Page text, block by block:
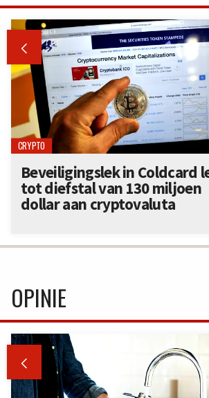

CRYPTO
Beveiligingslek in Coldcard
tot diefstal van 130 miljoen
dollar aan cryptovaluta
OPINIE
